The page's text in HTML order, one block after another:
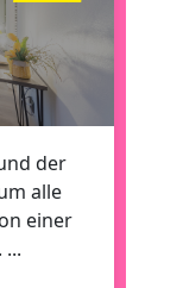
der
alle
einer